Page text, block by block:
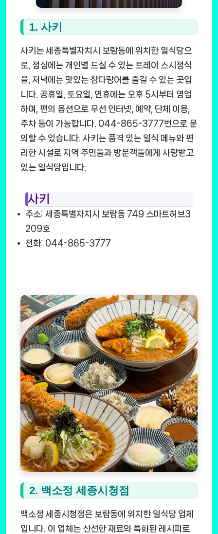
1. 사키
사키는 세종특별자치시 보람동에 위치한 일식당으
로, 점심에는 개인별 드실 수 있는 트레이 스시정식
을, 저녁에는 맛있는 참다랑어를 즐길 수 있는 곳입
니다. 공휴일, 토요일, 연휴에는 오후 5시부터 영업
하며, 편의 옵션으로 무선 인터넷, 예약, 단체 이용,
주차 등이 가능합니다. 044-865-3777번으로 문
의할 수 있습니다. 사키는 품격 있는 일식 메뉴와 편
리한 시설로 지역 주민들과 방문객들에게 사랑받고
있는 일식당입니다.
사키
주소: 세종특별자치시 보람동 749 스마트허브3
209호
전화: 044-865-3777
2. 백소정 세종시청점
백소정 세종시청점은 보람동에 위치한 일식당 업체
입니다. 이 업체는 신선한 재료와 특화된 레시피로